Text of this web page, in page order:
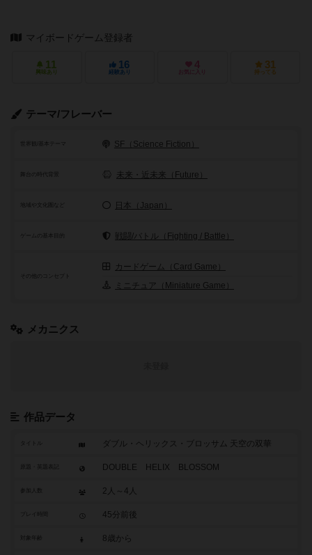
マイボードゲーム登録者
11
興味あり
16
経験あり
4
お気に入り
31
持ってる
テーマ/フレーバー
世界観/基本テーマ SF（Science Fiction）
舞台の時代背景 未来・近未来（Future）
地域や文化圏など 日本（Japan）
ゲームの基本目的 戦闘/バトル（Fighting / Battle）
その他のコンセプト
カードゲーム（Card Game）
ミニチュア（Miniature Game）
メカニクス
作品データ
タイトル ダブル・ヘリックス・ブロッサム 天空の双華
DOUBLE HELIX BLOSSOM
参加人数 2人～4人
45分前後
8歳から